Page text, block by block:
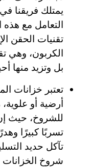
يمتلك فريقنا
التعامل مع هذه
تقنيات الحقن
الكربون، وهي
بل وتزيد منها
تعتبر خزانات
أرضية أو
للشروخ، حيث
تسربًا كبيرًا
تآكل حديد
شروخ الخزانات